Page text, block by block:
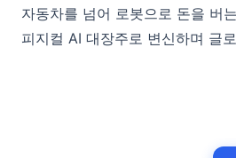
자동차를 넘어 로봇으로 돈을 버
피지컬 AI 대장주로 변신하며 글